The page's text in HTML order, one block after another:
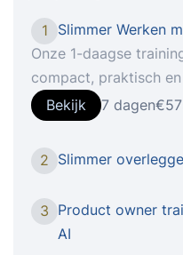
1
Slimmer Werken
Onze 1-daagse
compact, praktisch
krijgt geen abstracte
theorieën, maar een
verandert razendsnel
een gimmick, maar
werk sneller, slimmer
Bekijk 7 dagen
2 Slimmer
3 Product owner
AI